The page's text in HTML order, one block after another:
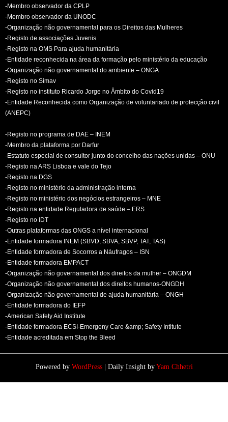
-Membro observador da CPLP
-Membro observador da UNODC
-Organização não governamental para os Direitos das Mulheres
-Registo de associações Juvenis
-Registo na OMS Para ajuda humanitária
-Entidade reconhecida na área da formação pelo ministério da educação
-Organização não governamental do ambiente – ONGA
-Registo no Simav
-Registo no instituto Ricardo Jorge no Âmbito do Covid19
-Entidade Reconhecida como Organização de voluntariado de protecção civil
(ANEPC)
-Registo no programa de DAE – INEM
-Membro da plataforma por Darfur
-Estatuto especial de consultor junto do concelho das nações unidas – ONU
-Registo na ARS Lisboa e vale do Tejo
-Registo na DGS
-Registo no ministério da administração interna
-Registo no ministério dos negócios estrangeiros – MNE
-Registo na entidade Reguladora de saúde – ERS
-Registo no IDT
-Outras plataformas das ONGS a nível internacional
-Entidade formadora INEM (SBVD, SBVA, SBVP, TAT, TAS)
-Entidade formadora de Socorros a Náufragos – ISN
-Entidade formadora EMPACT
-Organização não governamental dos direitos da mulher – ONGDM
-Organização não governamental dos direitos humanos-ONGDH
-Organização não governamental de ajuda humanitária – ONGH
-Entidade formadora do IEFP
-American Safety Aid Institute
-Entidade formadora ECSI-Emergeny Care &amp; Safety Intitute
-Entidade acreditada em Stop the Bleed
Powered by WordPress| Daily Insight by Yam Chhetri